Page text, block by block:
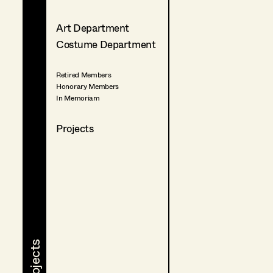
Art Department
Costume Department
Retired Members
Honorary Members
In Memoriam
Projects